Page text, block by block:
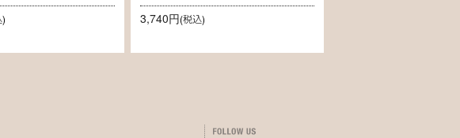
3,740円(税込)